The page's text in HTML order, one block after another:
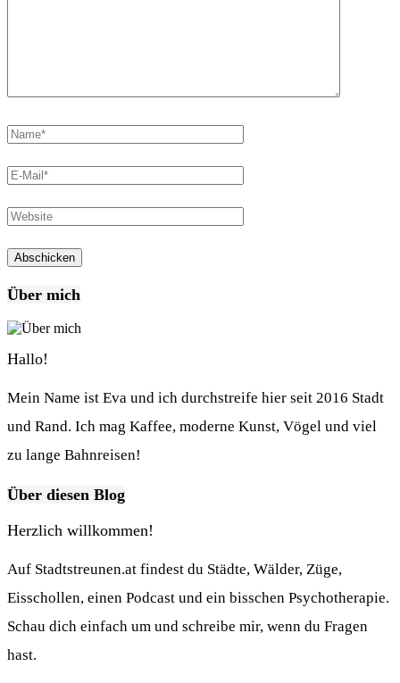
Über mich
Hallo!
Mein Name ist Eva und ich durchstreife hier seit 2016 Stadt
und Rand. Ich mag Kaffee, moderne Kunst, Vögel und viel
zu lange Bahnreisen!
Über diesen Blog
Herzlich willkommen!
Auf Stadtstreunen.at findest du Städte, Wälder, Züge,
Eisschollen, einen Podcast und ein bisschen Psychotherapie.
Schau dich einfach um und schreibe mir, wenn du Fragen
hast.